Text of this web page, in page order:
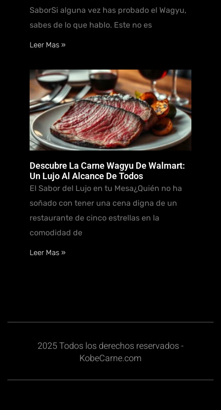
SaborSi alguna vez has probado el Wagyu,
sabes de lo que hablo. Este no es
Leer Mas »
Descubre La Carne Wagyu De Walmart:
Un Lujo Al Alcance De Todos
El Sabor del Lujo en tu Mesa¿Quién no ha
soñado con tener una cena digna de un
restaurante de cinco estrellas en la
comodidad de
Leer Mas »
2025 Todos los derechos reservados -
KobeCarne.com